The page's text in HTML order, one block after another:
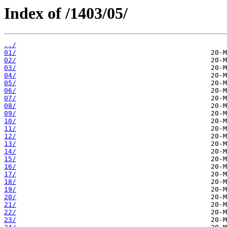
Index of /1403/05/
../
01/
02/
03/
04/
05/
06/
07/
08/
09/
10/
11/
12/
13/
14/
15/
16/
17/
18/
19/
20/
21/
22/
23/